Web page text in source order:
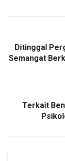
Ditinggal
Semangat
Terkait